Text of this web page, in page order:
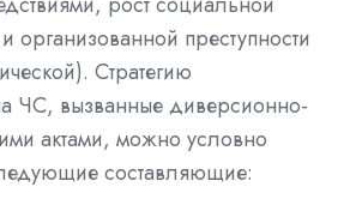
организованной преступности
Стратегию
ЧС, вызванные диверсионно-
актами, можно условно
составляющие: